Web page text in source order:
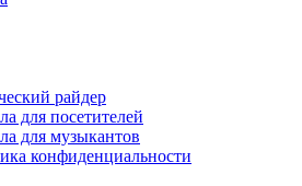
райдер
для посетителей
для музыкантов
конфиденциальности